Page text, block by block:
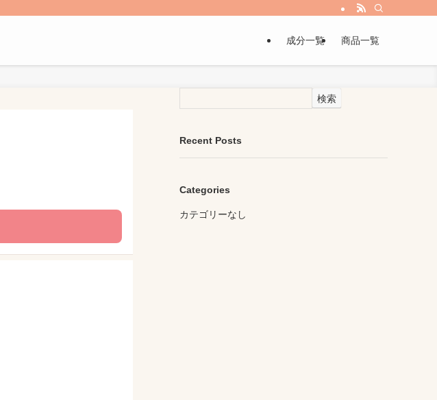
成分一覧 商品一覧
検索
Recent Posts
Categories
カテゴリーなし